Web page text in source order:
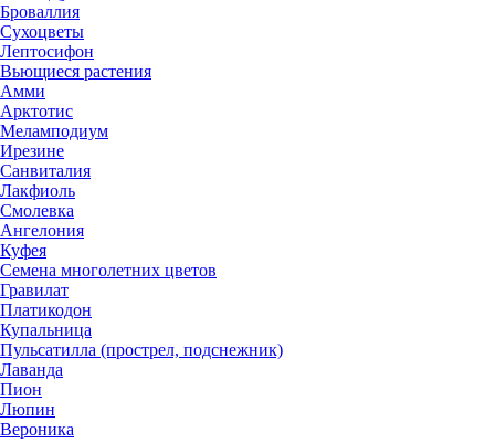
Броваллия
Сухоцветы
Лептосифон
Вьющиеся растения
Амми
Арктотис
Меламподиум
Ирезине
Санвиталия
Лакфиоль
Смолевка
Ангелония
Куфея
Семена многолетних цветов
Гравилат
Платикодон
Купальница
Пульсатилла (прострел, подснежник)
Лаванда
Пион
Люпин
Вероника